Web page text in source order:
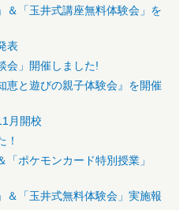
＆「玉井式講座無料体験会」を
表
会」開催しました!
恵と遊びの親子体験会』を開催
月開校
！
「ポケモンカード特別授業」
＆「玉井式無料体験会」実施報